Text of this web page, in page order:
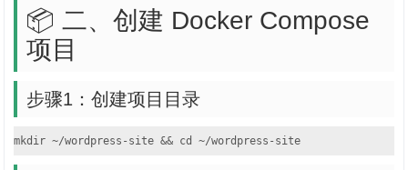
📦 二、创建 Docker Compose
项目
步骤1：创建项目目录
mkdir ~/wordpress-site && cd ~/wordpress-site